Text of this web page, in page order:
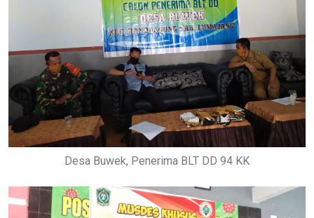
Desa Buwek, Penerima BLT DD 94 KK